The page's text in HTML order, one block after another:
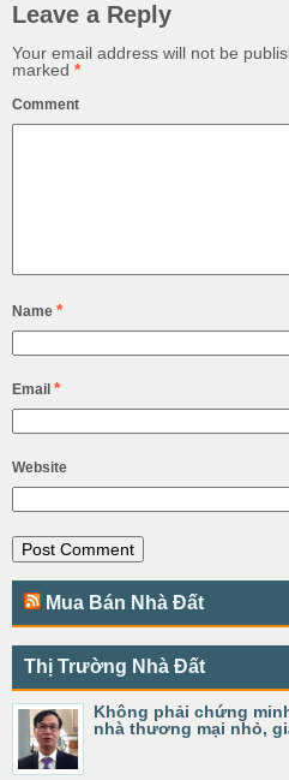
Leave a Reply
Your email address will not be
marked *
Comment
Name *
Email *
Website
Mua Bán Nhà Đất
Thị Trường Nhà Đất
Không phải chứng
nhà thương mại nhỏ,